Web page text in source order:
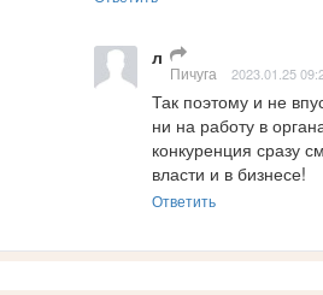
л
Пичуга 2023.01.25
Так поэтому и не
ни на работу в
конкуренция сразу
власти и в бизнесе!
Ответить